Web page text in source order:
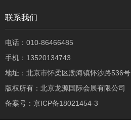
联系我们
电话：010-86466485
手机：13520134743
地址：北京市怀柔区渤海镇怀沙路536号
版权所有：北京龙源国际会展有限公司
备案号： 京ICP备18021454-3